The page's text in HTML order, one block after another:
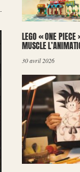
LEGO « ONE PIECE
MUSCLE
30 avril 2026